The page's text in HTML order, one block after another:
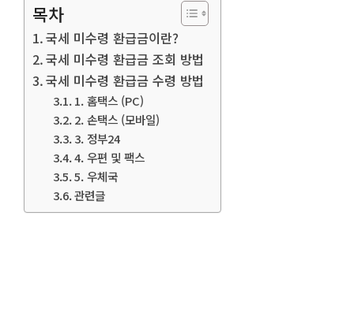
목차
국세 미수령 환급금이란?
국세 미수령 환급금 조회 방법
국세 미수령 환급금 수령 방법
1. 홈택스 (PC)
2. 손택스 (모바일)
3. 정부24
4. 우편 및 팩스
5. 우체국
관련글